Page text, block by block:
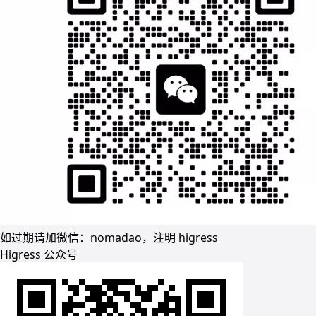
如过期请加微信：nomadao，注明 higress
Higress 公众号